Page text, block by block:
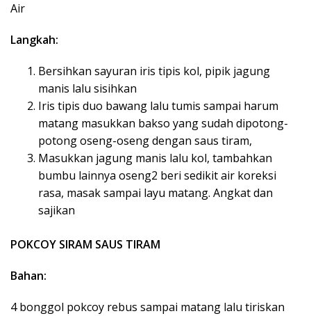
Air
Langkah:
Bersihkan sayuran iris tipis kol, pipik jagung
manis lalu sisihkan
Iris tipis duo bawang lalu tumis sampai harum
matang masukkan bakso yang sudah dipotong-
potong oseng-oseng dengan saus tiram,
Masukkan jagung manis lalu kol, tambahkan
bumbu lainnya oseng2 beri sedikit air koreksi
rasa, masak sampai layu matang. Angkat dan
sajikan
POKCOY SIRAM SAUS TIRAM
Bahan:
4 bonggol pokcoy rebus sampai matang lalu tiriskan